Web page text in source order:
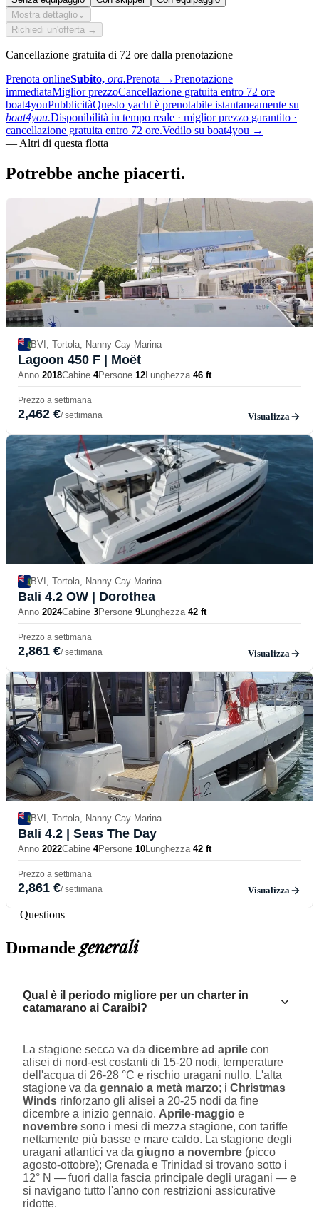
Mostra dettaglio ⌄
Richiedi un'offerta →
Cancellazione gratuita di 72 ore dalla prenotazione
Prenota onlineSubito, ora.Prenota →Prenotazione
immediataMiglior prezzoCancellazione gratuita entro 72 ore
boat4youPubblicitàQuesto yacht è prenotabile istantaneamente su
boat4you.Disponibilità in tempo reale · miglior prezzo garantito ·
cancellazione gratuita entro 72 ore.Vedilo su boat4you →
— Altri di questa flotta
Potrebbe anche piacerti.
BVI, Tortola, Nanny Cay Marina
Lagoon 450 F | Moët
Anno 2018Cabine 4Persone 12Lunghezza 46 ft
Prezzo a settimana
2,462 €/ settimana Visualizza
BVI, Tortola, Nanny Cay Marina
Bali 4.2 OW | Dorothea
Anno 2024Cabine 3Persone 9Lunghezza 42 ft
Prezzo a settimana
2,861 €/ settimana Visualizza
BVI, Tortola, Nanny Cay Marina
Bali 4.2 | Seas The Day
Anno 2022Cabine 4Persone 10Lunghezza 42 ft
Prezzo a settimana
2,861 €/ settimana Visualizza
— Questions
Domandegenerali
Qual è il periodo migliore per un charter in
catamarano ai Caraibi?
La stagione secca va da dicembre ad aprile con
alisei di nord-est costanti di 15-20 nodi, temperature
dell'acqua di 26-28 °C e rischio uragani nullo. L'alta
stagione va da gennaio a metà marzo; i Christmas
Winds rinforzano gli alisei a 20-25 nodi da fine
dicembre a inizio gennaio. Aprile-maggio e
novembre sono i mesi di mezza stagione, con tariffe
nettamente più basse e mare caldo. La stagione degli
uragani atlantici va da giugno a novembre (picco
agosto-ottobre); Grenada e Trinidad si trovano sotto i
12° N — fuori dalla fascia principale degli uragani — e
si navigano tutto l'anno con restrizioni assicurative
ridotte.